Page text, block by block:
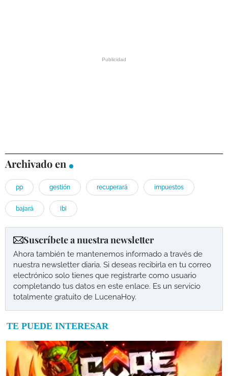
Archivado en
pp gestión recuperará impuestos
bajará ibi
Suscríbete a nuestra newsletter
Ahora también te mantenemos informado a través de
nuestra newsletter diaria. Si deseas recibirla en tu correo
electrónico solo tienes que registrarte como usuario
completando tus datos en este enlace. Es un servicio
totalmente gratuito de LucenaHoy.
TE PUEDE INTERESAR